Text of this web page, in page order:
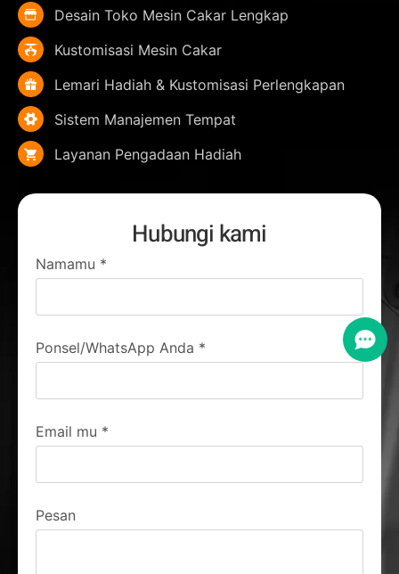
Desain Toko Mesin Cakar Lengkap
Kustomisasi Mesin Cakar
Lemari Hadiah & Kustomisasi Perlengkapan
Sistem Manajemen Tempat
Layanan Pengadaan Hadiah
Hubungi kami
Namamu *
Ponsel/WhatsApp Anda *
Email mu *
Pesan